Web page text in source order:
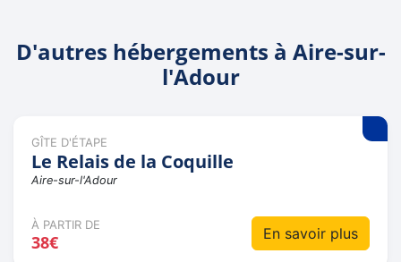
D'autres hébergements à Aire-sur-
l'Adour
GÎTE D'ÉTAPE
Le Relais de la Coquille
Aire-sur-l'Adour
À PARTIR DE
38€ En savoir plus